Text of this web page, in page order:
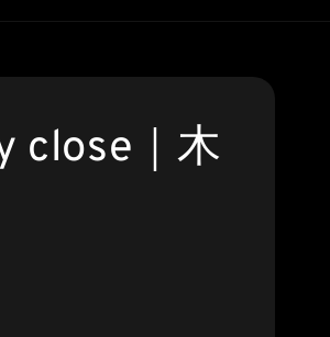
close｜木